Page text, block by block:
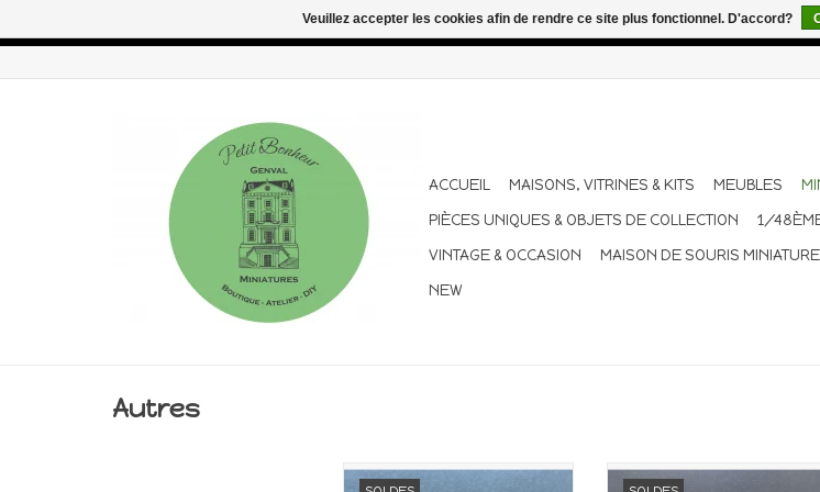
ACCUEIL MAISONS, VITRINES & KITS MEUBLES
PIÈCES UNIQUES & OBJETS DE COLLECTION
1/
VINTAGE & OCCASION
MAISON DE SOURIS
NEW
Autres
Miniature pour maison de
Ensemble miniature pour
Veuillez accepter les cookies afin de rendre ce site plus fonctionnel. D'accord?
Congés d'été : les commandes continuent d'être expédiées pendant les vacances. Les envois sont